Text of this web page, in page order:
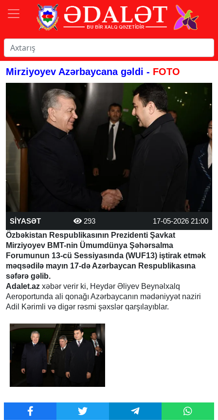
Mirziyoyev Azərbaycana gəldi - FOTO
SİYASƏT 293
17-05-2026 21:00
Özbəkistan Respublikasının Prezidenti Şavkat
Mirziyoyev BMT-nin Ümumdünya Şəhərsalma
Forumunun 13-cü Sessiyasında (WUF13) iştirak etmək
məqsədilə mayın 17-də Azərbaycan Respublikasına
səfərə gəlib.
Adalet.az xəbər verir ki, Heydər Əliyev Beynəlxalq
Aeroportunda ali qonağı Azərbaycanın mədəniyyət naziri
Adil Kərimli və digər rəsmi şəxslər qarşılayıblar.